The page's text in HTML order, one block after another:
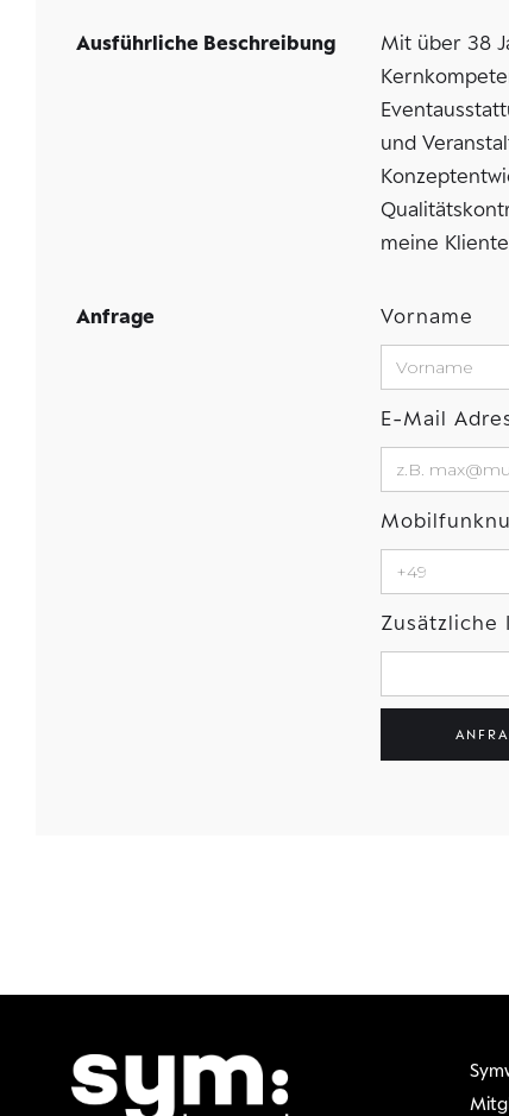
Ausführliche Beschreibung
Mit über 38
und
meine
Anfrage Vorname
E-Mail
Zusätzliche